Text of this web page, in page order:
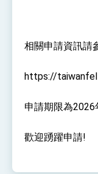
策略
民調顯
總統以
總統
會 強
變局
相關申請資訊請
https://
申請期限為2026
歡迎踴躍申請!